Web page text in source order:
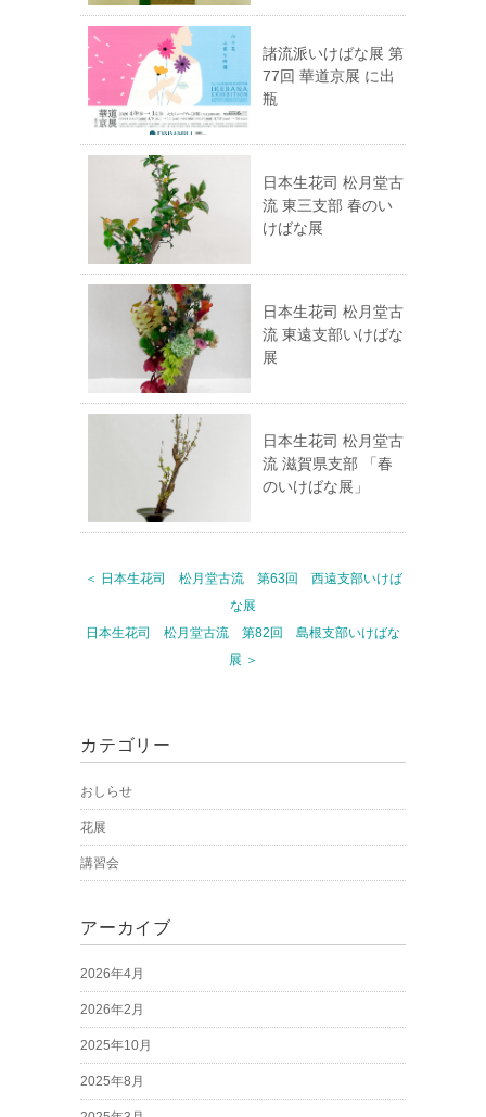
諸流派いけばな展 第
77回 華道京展 に出
瓶
日本生花司 松月堂古
流 東三支部 春のい
けばな展
日本生花司 松月堂古
流 東遠支部いけばな
展
日本生花司 松月堂古
流 滋賀県支部 「春
のいけばな展」
＜ 日本生花司 松月堂古流 第63回 西遠支部いけば
な展
日本生花司 松月堂古流 第82回 島根支部いけばな
展 ＞
カテゴリー
おしらせ
花展
講習会
アーカイブ
2026年4月
2026年2月
2025年10月
2025年8月